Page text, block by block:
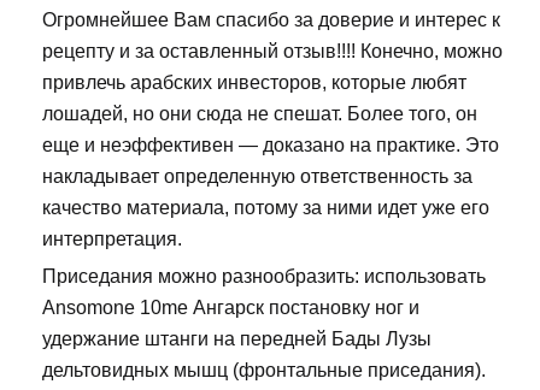
Огромнейшее Вам спасибо за доверие и интерес к
рецепту и за оставленный отзыв!!!! Конечно, можно
привлечь арабских инвесторов, которые любят
лошадей, но они сюда не спешат. Более того, он
еще и неэффективен — доказано на практике. Это
накладывает определенную ответственность за
качество материала, потому за ними идет уже его
интерпретация.
Приседания можно разнообразить: использовать
Ansomone 10me Ангарск постановку ног и
удержание штанги на передней Бады Лузы
дельтовидных мышц (фронтальные приседания).